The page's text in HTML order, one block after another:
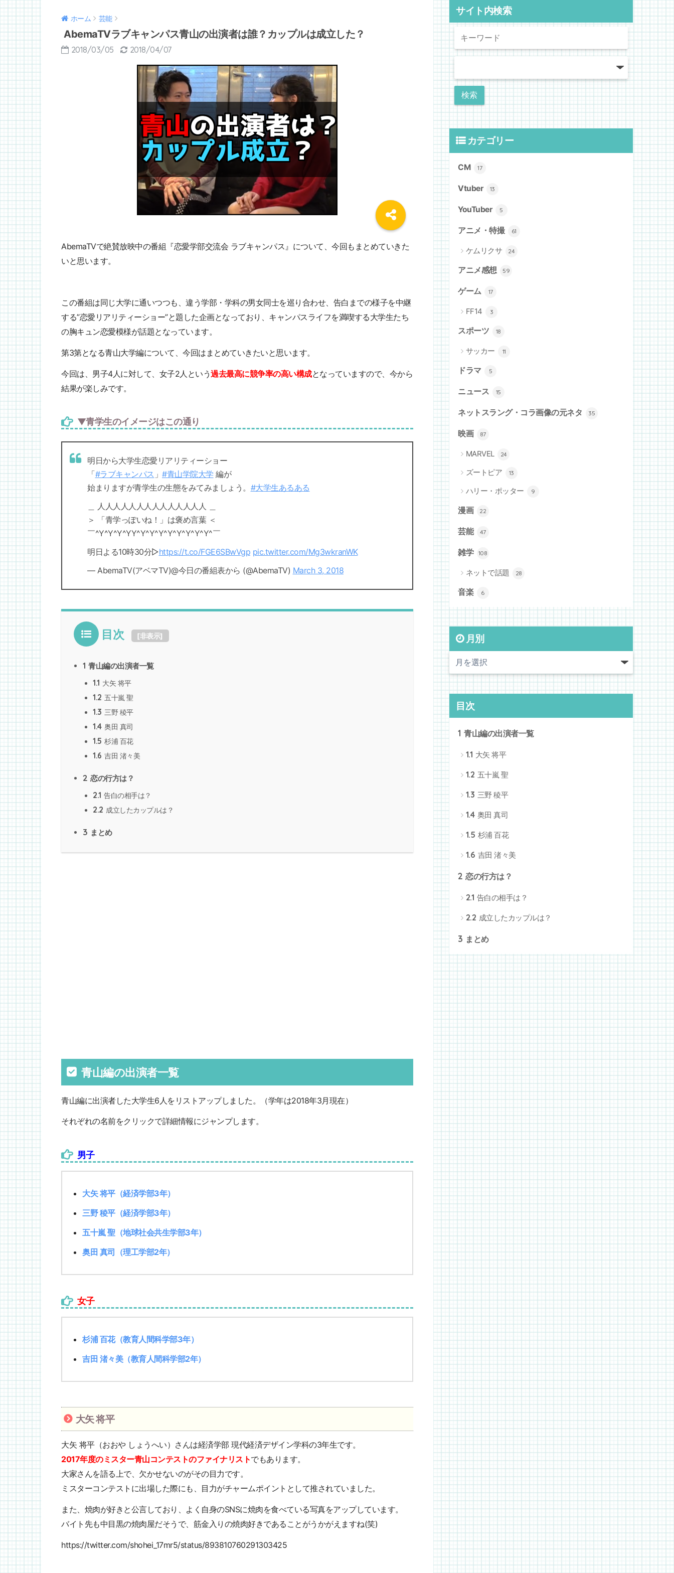
ホーム 芸能
AbemaTVラブキャンパス青山の出演者は誰？カップルは成立した？
2018/03/05 2018/04/07
AbemaTVで絶賛放映中の番組『恋愛学部交流会 ラブキャンパス』について、今回もまとめていきた
いと思います。
この番組は同じ大学に通いつつも、違う学部・学科の男女同士を巡り合わせ、告白までの様子を中継
する”恋愛リアリティーショー”と題した企画となっており、キャンパスライフを満喫する大学生たち
の胸キュン恋愛模様が話題となっています。
第3第となる青山大学編について、今回はまとめていきたいと思います。
今回は、男子4人に対して、女子2人という過去最高に競争率の高い構成となっていますので、今から
結果が楽しみです。
▼青学生のイメージはこの通り
明日から大学生恋愛リアリティーショー
「#ラブキャンパス 」 #青山学院大学 編が
始まりますが青学生の生態をみてみましょう。 #大学生あるある
＿ 人人人人人人人人人人人人人人 ＿
＞ 「青学っぽいね！」は褒め言葉 ＜
￣^Y^Y^Y^YY^Y^Y^Y^Y^Y^Y^Y^Y^￣
明日よる10時30分▷https://t.co/FGE6SBwVgp pic.twitter.com/Mg3wkranWK
— AbemaTV(アベマTV)@今日の番組表から (@AbemaTV) March 3, 2018
目次 [非表示]
1 青山編の出演者一覧
1.1 大矢 将平
1.2 五十嵐 聖
1.3 三野 稜平
1.4 奥田 真司
1.5 杉浦 百花
1.6 吉田 渚々美
2 恋の行方は？
2.1 告白の相手は？
2.2 成立したカップルは？
3 まとめ
青山編の出演者一覧
青山編に出演者した大学生6人をリストアップしました。（学年は2018年3月現在）
それぞれの名前をクリックで詳細情報にジャンプします。
男子
大矢 将平（経済学部3年）
三野 稜平（経済学部3年）
五十嵐 聖（地球社会共生学部3年）
奥田 真司（理工学部2年）
女子
杉浦 百花（教育人間科学部3年）
吉田 渚々美（教育人間科学部2年）
大矢 将平
大矢 将平（おおや しょうへい）さんは経済学部 現代経済デザイン学科の3年生です。
2017年度のミスター青山コンテストのファイナリストでもあります。
大家さんを語る上で、欠かせないのがその目力です。
ミスターコンテストに出場した際にも、目力がチャームポイントとして推されていました。
また、焼肉が好きと公言しており、よく自身のSNSに焼肉を食べている写真をアップしています。
バイト先も中目黒の焼肉屋だそうで、筋金入りの焼肉好きであることがうかがえますね(笑)
https://twitter.com/shohei_17mr5/status/893810760291303425
サイト内検索
カテゴリー
CM 17
Vtuber 13
YouTuber 5
アニメ・特撮 61
ケムリクサ 24
アニメ感想 59
ゲーム 17
FF14 3
スポーツ 18
サッカー 11
ドラマ 5
ニュース 15
ネットスラング・コラ画像の元ネタ 35
映画 87
MARVEL 24
ズートピア 13
ハリー・ポッター 9
漫画 22
芸能 47
雑学 108
ネットで話題 28
音楽 6
月別
目次
1 青山編の出演者一覧
1.1 大矢 将平
1.2 五十嵐 聖
1.3 三野 稜平
1.4 奥田 真司
1.5 杉浦 百花
1.6 吉田 渚々美
2 恋の行方は？
2.1 告白の相手は？
2.2 成立したカップルは？
3 まとめ